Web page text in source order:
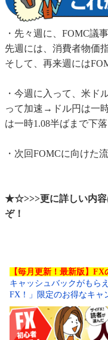
・先々週に、FOMC議
先週には、消費者物価
そして、再来週には
・今週に入って、米ド
って加速→ドル円は一
は一時1.08半ばまで下
・次回FOMCに向けた
★☆>>>更に詳しい内容
ぞ！
【毎月更新！最新版】
キャッシュバックがもら
FX！」限定のお得なキャ